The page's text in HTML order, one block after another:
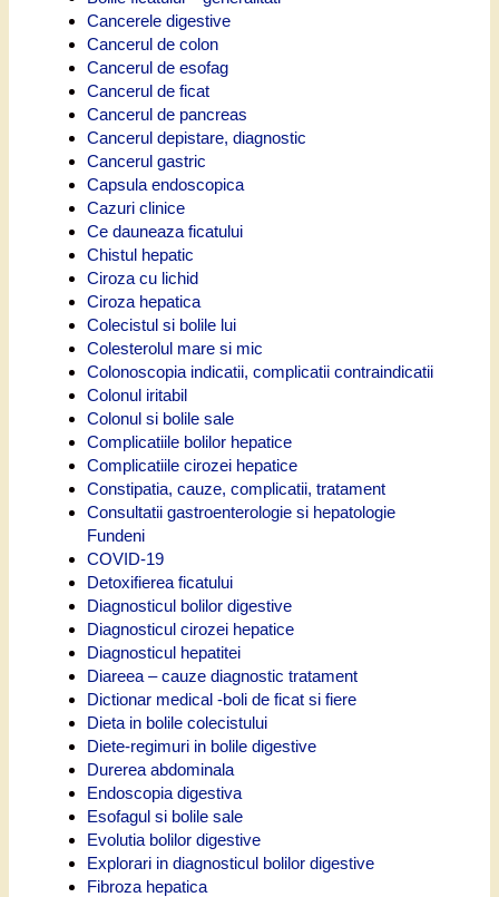
Cancerele digestive
Cancerul de colon
Cancerul de esofag
Cancerul de ficat
Cancerul de pancreas
Cancerul depistare, diagnostic
Cancerul gastric
Capsula endoscopica
Cazuri clinice
Ce dauneaza ficatului
Chistul hepatic
Ciroza cu lichid
Ciroza hepatica
Colecistul si bolile lui
Colesterolul mare si mic
Colonoscopia indicatii, complicatii contraindicatii
Colonul iritabil
Colonul si bolile sale
Complicatiile bolilor hepatice
Complicatiile cirozei hepatice
Constipatia, cauze, complicatii, tratament
Consultatii gastroenterologie si hepatologie
Fundeni
COVID-19
Detoxifierea ficatului
Diagnosticul bolilor digestive
Diagnosticul cirozei hepatice
Diagnosticul hepatitei
Diareea – cauze diagnostic tratament
Dictionar medical -boli de ficat si fiere
Dieta in bolile colecistului
Diete-regimuri in bolile digestive
Durerea abdominala
Endoscopia digestiva
Esofagul si bolile sale
Evolutia bolilor digestive
Explorari in diagnosticul bolilor digestive
Fibroza hepatica